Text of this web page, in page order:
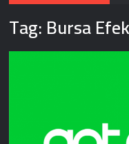
Tag:Bursa